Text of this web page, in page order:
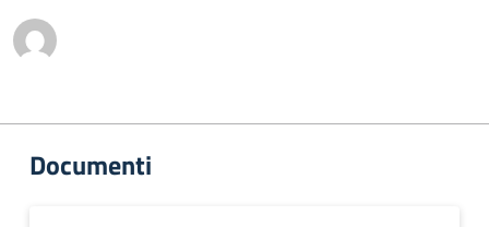
Documenti